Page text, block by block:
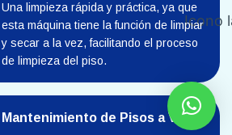
Una limpieza rápida y práctica, ya que
esta máquina tiene la función de limpiar
y secar a la vez, facilitando el proceso
de limpieza del piso.
Mantenimiento de Pisos a Vapor